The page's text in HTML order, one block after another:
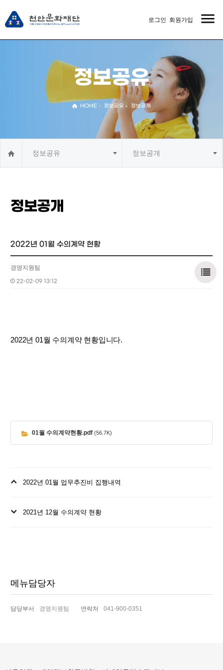
menu
로그인 회원가입
정보공유
HOME 정보공유 정보공개
정보공유 정보공개
정보공개
2022년 01월 수의계약 현황
경영지원팀
22-02-09 13:12
2022년 01월 수의계약 현황입니다.
01월 수의계약현황.pdf(56.7K)
이
2022년 01월 업무추진비 집행내역
다
2021년 12월 수의계약 현황
메뉴담당자
담당부서 경영지원팀 연락처 041-900-0351